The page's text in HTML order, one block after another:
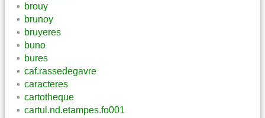
brouy
brunoy
bruyeres
buno
bures
caf.rassedegavre
caracteres
cartotheque
cartul.nd.etampes.fo001